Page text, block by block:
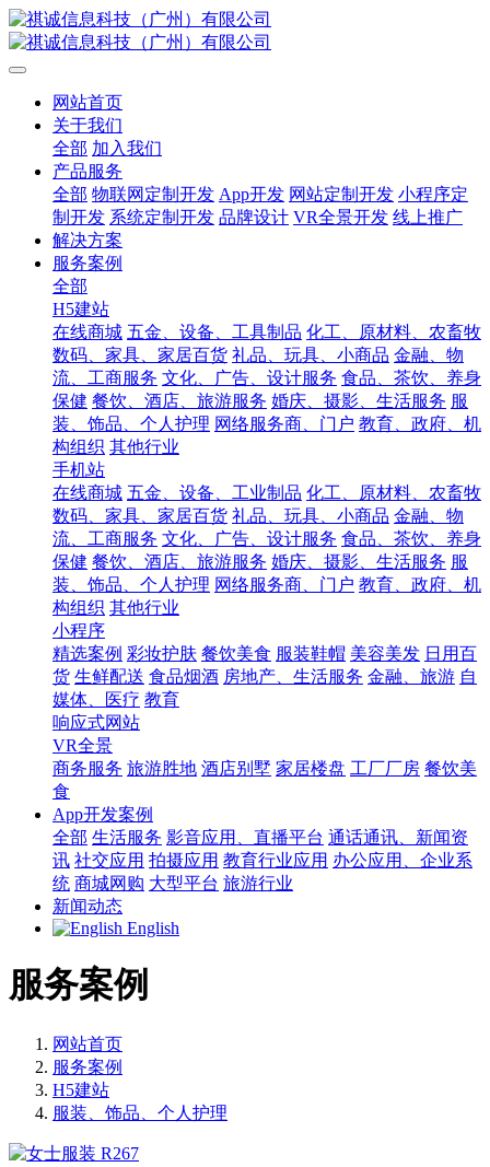
网站首页
关于我们
全部 加入我们
产品服务
全部 物联网定制开发 App开发 网站定制开发 小程序定
制开发 系统定制开发 品牌设计 VR全景开发 线上推广
解决方案
服务案例
全部
H5建站
在线商城 五金、设备、工具制品 化工、原材料、农畜牧
数码、家具、家居百货 礼品、玩具、小商品 金融、物
流、工商服务 文化、广告、设计服务 食品、茶饮、养身
保健 餐饮、酒店、旅游服务 婚庆、摄影、生活服务 服
装、饰品、个人护理 网络服务商、门户 教育、政府、机
构组织 其他行业
手机站
在线商城 五金、设备、工业制品 化工、原材料、农畜牧
数码、家具、家居百货 礼品、玩具、小商品 金融、物
流、工商服务 文化、广告、设计服务 食品、茶饮、养身
保健 餐饮、酒店、旅游服务 婚庆、摄影、生活服务 服
装、饰品、个人护理 网络服务商、门户 教育、政府、机
构组织 其他行业
小程序
精选案例 彩妆护肤 餐饮美食 服装鞋帽 美容美发 日用百
货 生鲜配送 食品烟酒 房地产、生活服务 金融、旅游 自
媒体、医疗 教育
响应式网站
VR全景
商务服务 旅游胜地 酒店别墅 家居楼盘 工厂厂房 餐饮美
食
App开发案例
全部 生活服务 影音应用、直播平台 通话通讯、新闻资
讯 社交应用 拍摄应用 教育行业应用 办公应用、企业系
统 商城网购 大型平台 旅游行业
新闻动态
English
服务案例
网站首页
服务案例
H5建站
服装、饰品、个人护理